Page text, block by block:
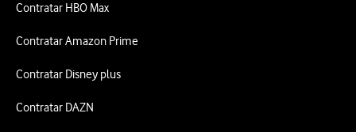
Contratar HBO Max
Contratar Amazon Prime
Contratar Disney plus
Contratar DAZN